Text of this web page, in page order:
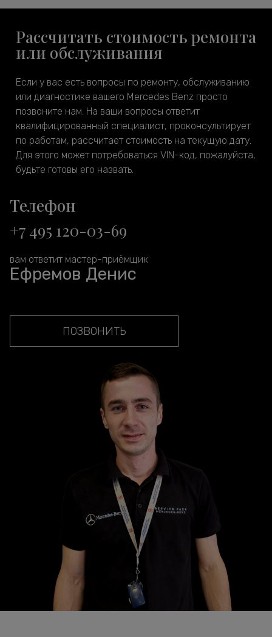
Рассчитать стоимость ремонта
или обслуживания
Если у вас есть вопросы по ремонту, обслуживанию
или диагностике вашего Mercedes Benz просто
позвоните нам. На ваши вопросы ответит
квалифицированный специалист, проконсультирует
по работам, рассчитает стоимость на текущую дату.
Для этого может потребоваться VIN-код, пожалуйста,
будьте готовы его назвать.
Телефон
+7 495 120-03-69
вам ответит мастер-приёмщик
Ефремов Денис
ПОЗВОНИТЬ